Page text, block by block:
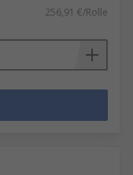
256,91 €/Rolle